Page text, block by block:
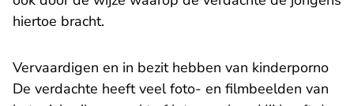
hiertoe bracht.
Vervaardigen en in bezit hebben van kinderporno
De verdachte heeft veel foto- en filmbeelden van